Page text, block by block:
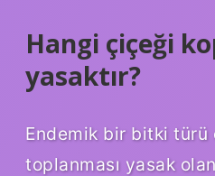
Hangi çiçeği
yasaktır?
Endemik bir bitki türü
toplanması yasak